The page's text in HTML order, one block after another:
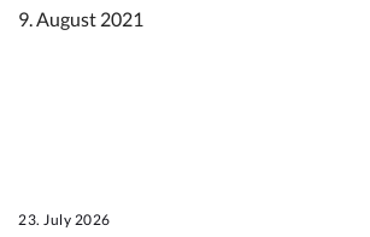
Politik
9. August 2021
23. July 2026